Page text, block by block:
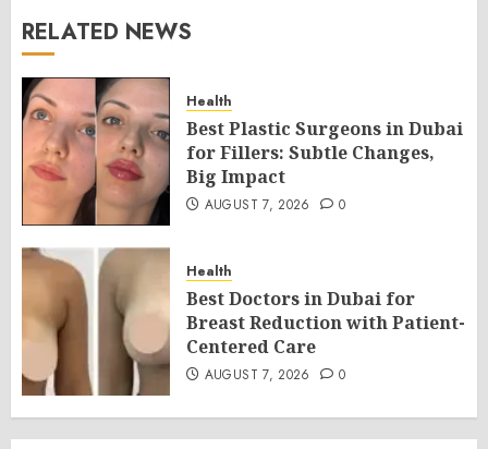
RELATED NEWS
Health
Best Plastic Surgeons in Dubai
for Fillers: Subtle Changes,
Big Impact
AUGUST 7, 2026 0
Health
Best Doctors in Dubai for
Breast Reduction with Patient-
Centered Care
AUGUST 7, 2026 0